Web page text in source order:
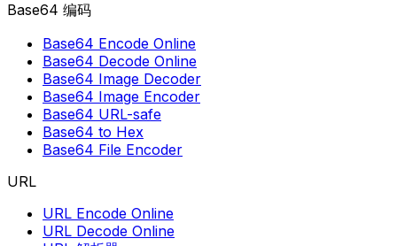
Base64 编码
Base64 Encode Online
Base64 Decode Online
Base64 Image Decoder
Base64 Image Encoder
Base64 URL-safe
Base64 to Hex
Base64 File Encoder
URL
URL Encode Online
URL Decode Online